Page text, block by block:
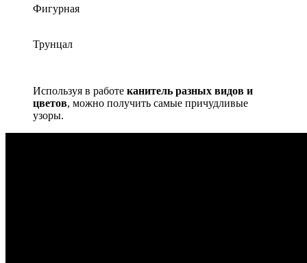
Фигурная
Трунцал
Используя в работе канитель разных видов и
цветов, можно получить самые причудливые
узоры.